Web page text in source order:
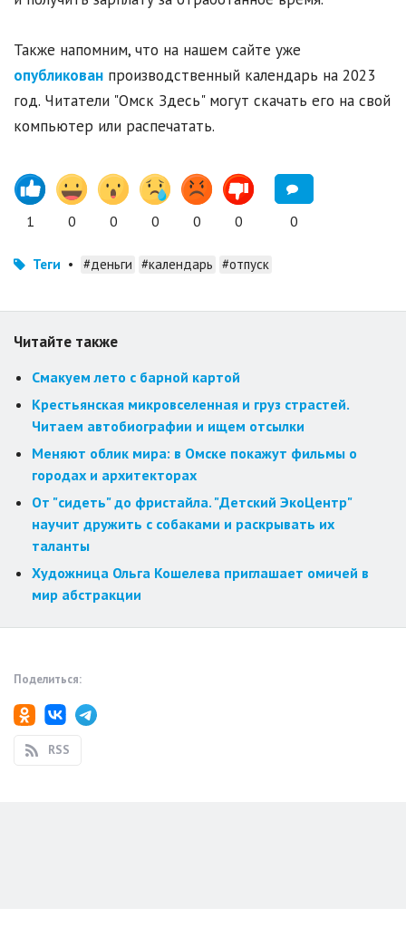
Также напомним, что на нашем сайте уже
опубликован производственный календарь на 2023
год. Читатели "Омск Здесь" могут скачать его на свой
компьютер или распечатать.
1 0 0 0 0 0 0
Теги • #деньги #календарь #отпуск
Читайте также
Смакуем лето с барной картой
Крестьянская микровселенная и груз страстей.
Читаем автобиографии и ищем отсылки
Меняют облик мира: в Омске покажут фильмы о
городах и архитекторах
От "сидеть" до фристайла. "Детский ЭкоЦентр"
научит дружить с собаками и раскрывать их
таланты
Художница Ольга Кошелева приглашает омичей в
мир абстракции
Поделиться:
RSS